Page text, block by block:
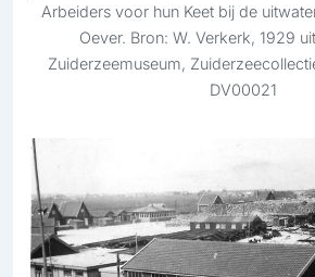
Arbeiders voor hun Keet bij de
Oever. Bron: W. Verkerk, 1929
Zuiderzeemuseum,
DV00021